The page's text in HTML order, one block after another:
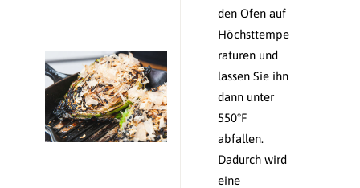
den Ofen auf
Höchsttempe
raturen und
lassen Sie ihn
dann unter
550°F
abfallen.
Dadurch wird
eine